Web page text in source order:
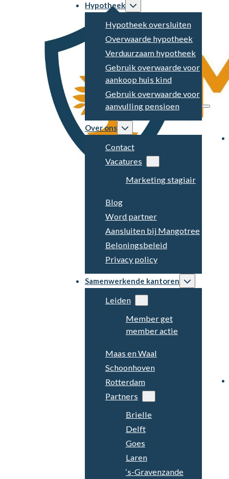
Hypotheek
Hypotheek oversluiten
Overwaarde hypotheek
Verduurzaam hypotheek
Gebruik overwaarde voor
aankoop huis kind
Gebruik overwaarde voor
aanvulling pensioen
Over ons
Contact
Vacatures
Marketing stagiair
Blog
Word partner
Aansluiten bij Mangotree
Beloningsbeleid
Privacy policy
Samenwerkende kantoren
Leiden
Member get
member actie
Maas en Waal
Schoonhoven
Rotterdam
Partners
Brielle
Delft
Goes
Laren
‘s-Gravenzande